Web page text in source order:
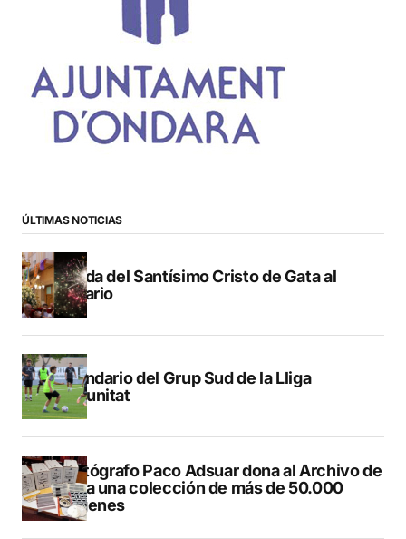
ÚLTIMAS NOTICIAS
Subida del Santísimo Cristo de Gata al
Calvario
Calendario del Grup Sud de la Lliga
Comunitat
El fotógrafo Paco Adsuar dona al Archivo de
Dénia una colección de más de 50.000
imágenes